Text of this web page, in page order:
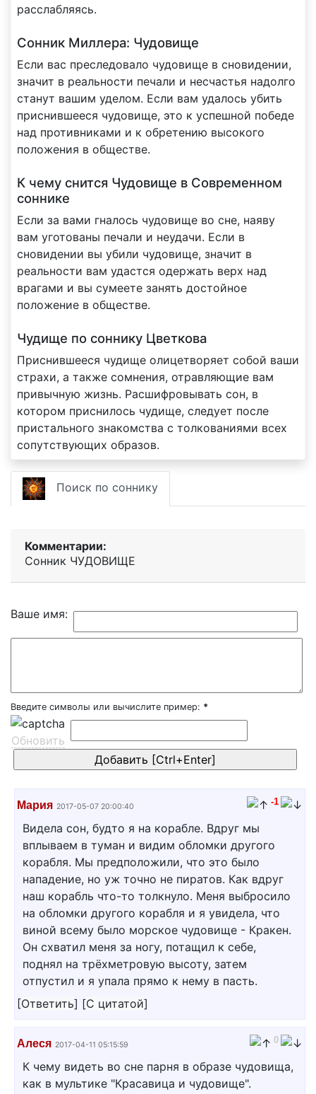
расслабляясь.
Сонник Миллера: Чудовище
Если вас преследовало чудовище в сновидении,
значит в реальности печали и несчастья надолго
станут вашим уделом. Если вам удалось убить
приснившееся чудовище, это к успешной победе
над противниками и к обретению высокого
положения в обществе.
К чему снится Чудовище в Современном
соннике
Если за вами гналось чудовище во сне, наяву
вам уготованы печали и неудачи. Если в
сновидении вы убили чудовище, значит в
реальности вам удастся одержать верх над
врагами и вы сумеете занять достойное
положение в обществе.
Чудище по соннику Цветкова
Приснившееся чудище олицетворяет собой ваши
страхи, а также сомнения, отравляющие вам
привычную жизнь. Расшифровывать сон, в
котором приснилось чудище, следует после
пристального знакомства с толкованиями всех
сопутствующих образов.
Поиск по соннику
Комментарии:
Сонник ЧУДОВИЩЕ
Ваше имя:
Введите символы или вычислите пример: *
Обновить
Мария 2017-05-07 20:00:40 -1
Видела сон, будто я на корабле. Вдруг мы
вплываем в туман и видим обломки другого
корабля. Мы предположили, что это было
нападение, но уж точно не пиратов. Как вдруг
наш корабль что-то толкнуло. Меня выбросило
на обломки другого корабля и я увидела, что
виной всему было морское чудовище - Кракен.
Он схватил меня за ногу, потащил к себе,
поднял на трёхметровую высоту, затем
отпустил и я упала прямо к нему в пасть.
[Ответить] [С цитатой]
Алеся 2017-04-11 05:15:59 0
К чему видеть во сне парня в образе чудовища,
как в мультике "Красавица и чудовище".